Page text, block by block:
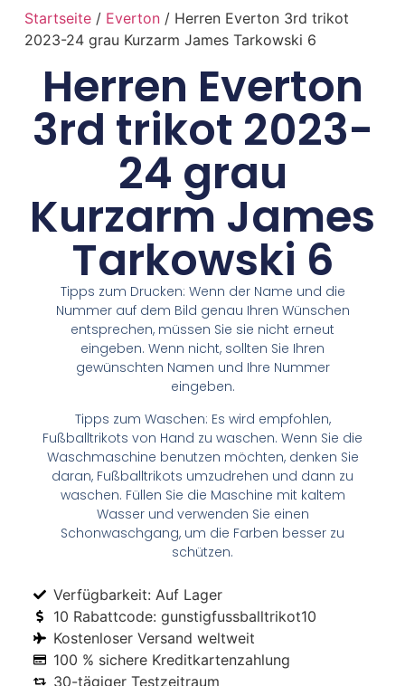
Startseite/ Everton/ Herren Everton 3rd trikot
2023-24 grau Kurzarm James Tarkowski 6
Herren Everton
3rd trikot 2023-
24 grau
Kurzarm James
Tarkowski 6
Tipps zum Drucken: Wenn der Name und die
Nummer auf dem Bild genau Ihren Wünschen
entsprechen, müssen Sie sie nicht erneut
eingeben. Wenn nicht, sollten Sie Ihren
gewünschten Namen und Ihre Nummer
eingeben.
Tipps zum Waschen: Es wird empfohlen,
Fußballtrikots von Hand zu waschen. Wenn Sie die
Waschmaschine benutzen möchten, denken Sie
daran, Fußballtrikots umzudrehen und dann zu
waschen. Füllen Sie die Maschine mit kaltem
Wasser und verwenden Sie einen
Schonwaschgang, um die Farben besser zu
schützen.
Verfügbarkeit: Auf Lager
10 Rabattcode: gunstigfussballtrikot10
Kostenloser Versand weltweit
100 % sichere Kreditkartenzahlung
30-tägiger Testzeitraum